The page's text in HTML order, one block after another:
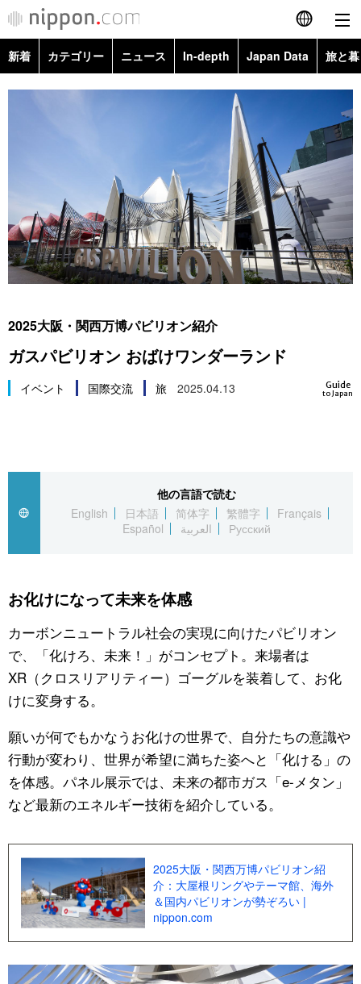
English
繁體字
Français
Español
العربية
政治・外交
経済・ビジネス
社会
文化
暮らし
スポーツ・東京2020
ニュース
トップ
In-depth
旅と暮らし
動画/Live
Cinema
Topics
People
東京
お知らせ
公式SNS
新着 カテゴリー ニュース In-depth Japan Data 旅と
政治・外交
社会
文化
スポーツ・東京2020
Topics
Images
People
東京
お知らせ
2025大阪・関西万博パビリオン紹介
ガスパビリオン おばけワンダーランド
Guide
to Japan
イベント 国際交流 旅 2025.04.13
他の言語で読む
English
日本語 简体字 繁體字
Français
Español
العربية Русский
お化けになって未来を体感
カーボンニュートラル社会の実現に向けたパビリオン
で、「化けろ、未来！」がコンセプト。来場者は
XR（クロスリアリティー）ゴーグルを装着して、お化
けに変身する。
願いが何でもかなうお化けの世界で、自分たちの意識や
行動が変わり、世界が希望に満ちた姿へと「化ける」の
を体感。パネル展示では、未来の都市ガス「e-メタン」
など最新のエネルギー技術を紹介している。
2025大阪・関西万博パビリオン紹
介：大屋根リングやテーマ館、海外
＆国内パビリオンが勢ぞろい |
nippon.com